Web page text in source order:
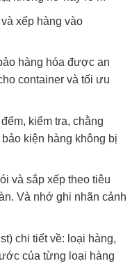
xếp hàng vào
hàng hóa được an
container và tối ưu
kiểm tra, chằng
kiện hàng không bị
và sắp xếp theo tiêu
Và nhớ ghi nhãn cảnh
chi tiết về: loại hàng,
của từng loại hàng